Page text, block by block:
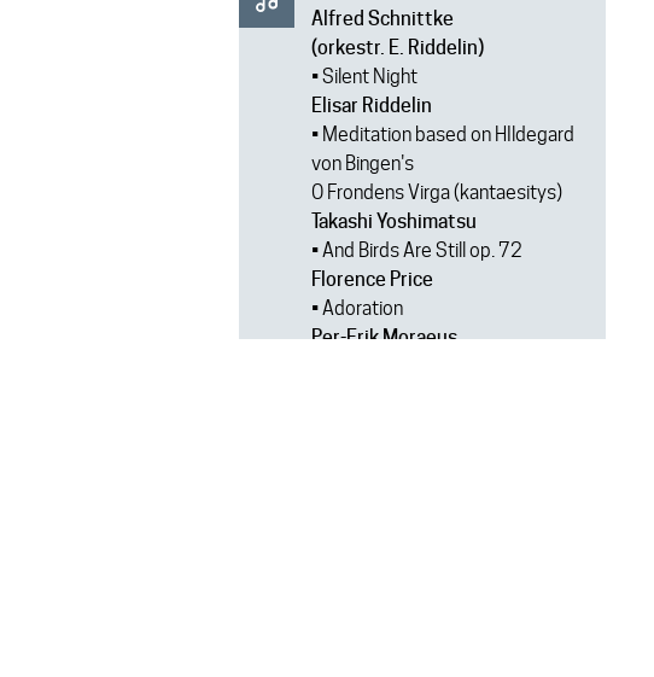
Alfred Schnittke
(orkestr. E. Riddelin)
• Silent Night
Elisar Riddelin
• Meditation based on HIldegard
von Bingen's
O Frondens Virga (kantaesitys)
Takashi Yoshimatsu
• And Birds Are Still op. 72
Florence Price
• Adoration
Per-Erik Moraeus